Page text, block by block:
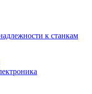
к станкам